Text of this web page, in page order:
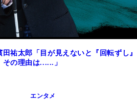
祐太郎「目が見えないと『回転ずし』
の理由は......」
エンタメ